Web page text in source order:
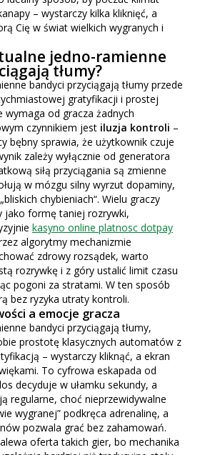
– wystarczy kilka kliknięć, a
Cię w świat wielkich wygranych i
jedno-ramienne
tłumy?
bandyci przyciągają tłumy przede
gratyfikacji i prostej
wymaga od gracza żadnych
czynnikiem jest iluzja kontroli –
bębny sprawia, że użytkownik czuje
zależy wyłącznie od generatora
siłą przyciągania są zmienne
w mózgu silny wyrzut dopaminy,
chybieniach“. Wielu graczy
formę taniej rozrywki,
kasyno online platnosc dotpay
algorytmy mechanizmie
zdrowy rozsądek, warto
rozrywkę i z góry ustalić limit czasu
pogoni za stratami. W ten sposób
bez ryzyka utraty kontroli.
a emocje gracza
bandyci przyciągają tłumy,
prostotę klasycznych automatów z
– wystarczy kliknąć, a ekran
To cyfrowa eskapada od
decyduje w ułamku sekundy, a
regularne, choć nieprzewidywalne
wygranej” podkręca adrenalinę, a
pozwala grać bez zahamowań.
oferta takich gier, bo mechanika